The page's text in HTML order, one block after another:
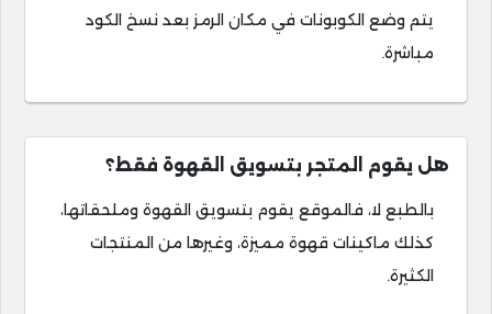
يتم وضع الكوبونات في مكان الرمز بعد نسخ الكود
مباشرة.
هل يقوم المتجر بتسويق القهوة فقط؟
بالطبع لا، فالموقع يقوم بتسويق القهوة وملحقاتها،
كذلك ماكينات قهوة مميزة، وغيرها من المنتجات
الكثيرة.